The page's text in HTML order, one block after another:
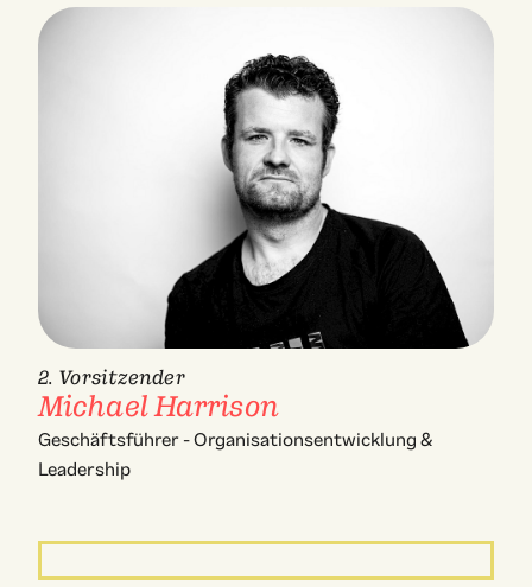
2. Vorsitzender
Michael Harrison
Geschäftsführer - Organisationsentwicklung &
Leadership